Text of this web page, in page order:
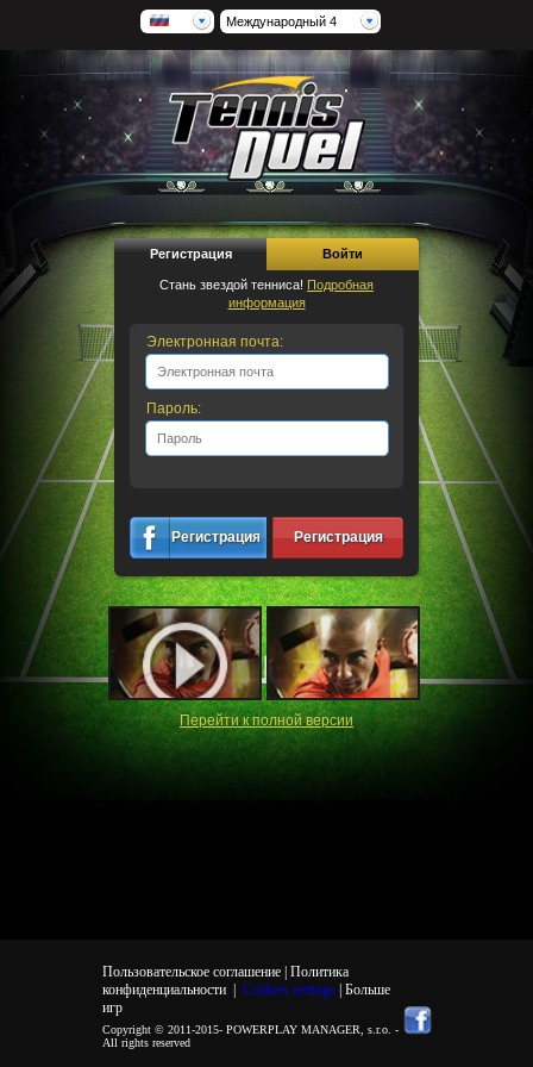
Международный 4
Регистрация Войти
Стань звездой тенниса! Подробная
информация
Электронная почта:
Пароль:
Регистрация Регистрация
Перейти к полной версии
Пользовательское соглашение | Политика
конфиденциальности| Cookies settings
| Больше
игр
Copyright © 2011-2015- POWERPLAY MANAGER, s.r.o. -
All rights reserved